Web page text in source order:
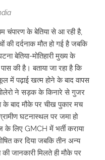
चंपारण के बेतिया से आ रही है,
की दर्दनाक मौत हो गई है जबकि
बेतिया-मोतिहारी मुख्य के
की है। बताया जा रहा है कि
में पढ़ाई खत्म होने के बाद वापस
ने सड़क के किनारे से गुजर
के बाद मौके पर चीख पुकार मच
घटनास्थल पर जमा हो
लिए GMCH में भर्ती कराया
कर दिया जबकि तीन अन्य
जानकारी मिलते ही मौके पर